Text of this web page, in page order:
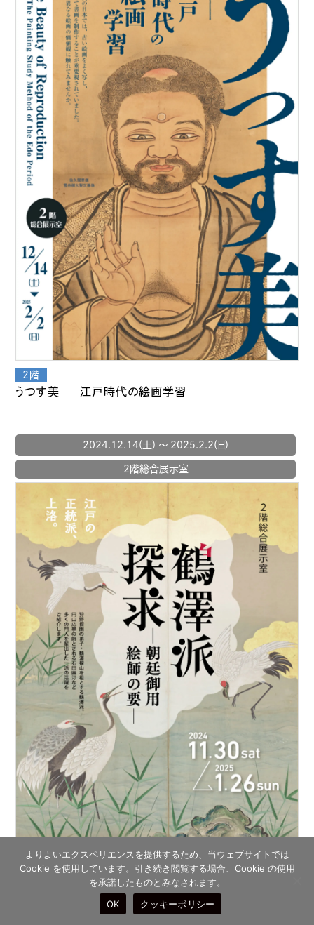
うつす美 ─ 江戸時代の絵画学習
2024.12.14(土) 〜 2025.2.2(日)
2階総合展示室
鶴澤派探求 ─朝廷御用絵師の要─
よりよいエクスペリエンスを提供するため、当ウェブサイトでは
Cookie を使用しています。引き続き閲覧する場合、Cookie の使用
を承諾したものとみなされます。
OK
クッキーポリシー